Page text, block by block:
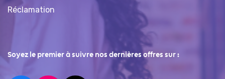
Réclamation
Soyez le premier à suivre nos dernières offres sur :